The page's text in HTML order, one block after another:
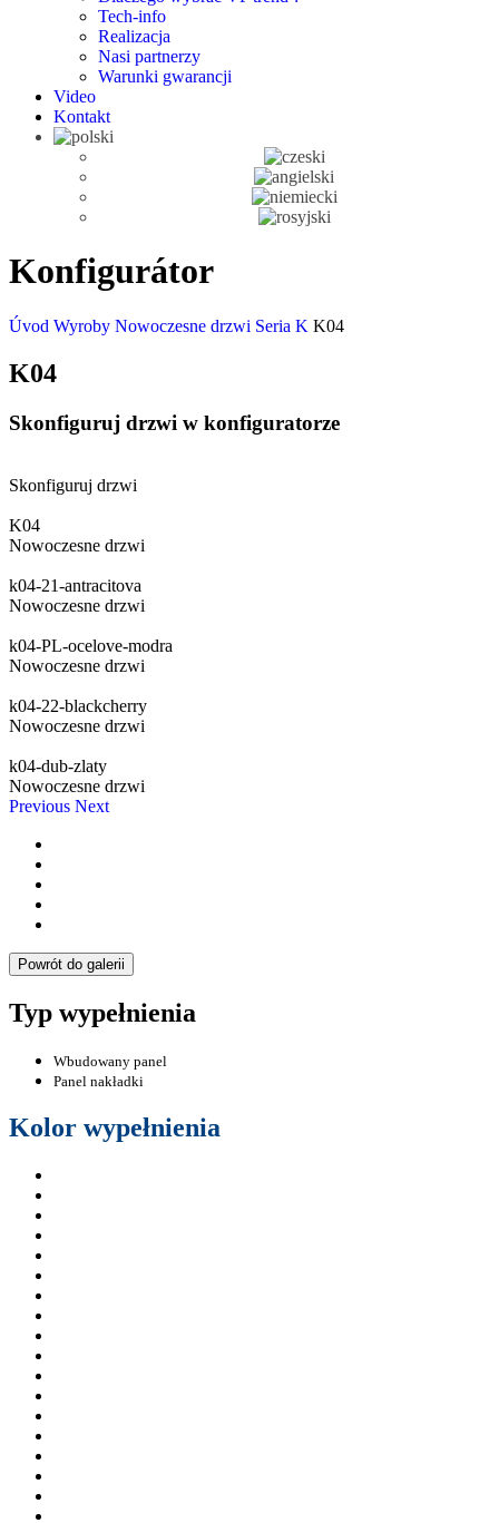
Tech-info
Realizacja
Nasi partnerzy
Warunki gwarancji
Video
Kontakt
Konfigurátor
Úvod Wyroby Nowoczesne drzwi Seria K K04
K04
Skonfiguruj drzwi w konfiguratorze
Skonfiguruj drzwi
K04
Nowoczesne drzwi
k04-21-antracitova
Nowoczesne drzwi
k04-PL-ocelove-modra
Nowoczesne drzwi
k04-22-blackcherry
Nowoczesne drzwi
k04-dub-zlaty
Nowoczesne drzwi
Previous Next
Powrót do galerii
Typ wypełnienia
Wbudowany panel
Panel nakładki
Kolor wypełnienia